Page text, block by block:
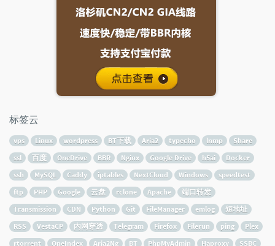
标签云
vps Linux wordpress BT下载 Aria2 typecho lnmp
Share
ssl
百度 OneDrive BBR Nginx Google Drive h5ai
Docker
ssh
MySQL Caddy iptables NextCloud Windows
speedtest
ftp
PHP Google 云盘 rclone Apache
端口转发
Transmission
CDN Python Git FileManager emlog
短地址
RSS
VestaCP 内网穿透 Telegram Firefox Filerun ping
Plex
rtorrent
OneIndex Aria2Ng BT PhpMyAdmin Haproxy SSBC